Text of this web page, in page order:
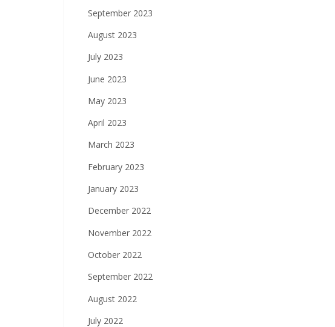
September 2023
August 2023
July 2023
June 2023
May 2023
April 2023
March 2023
February 2023
January 2023
December 2022
November 2022
October 2022
September 2022
August 2022
July 2022